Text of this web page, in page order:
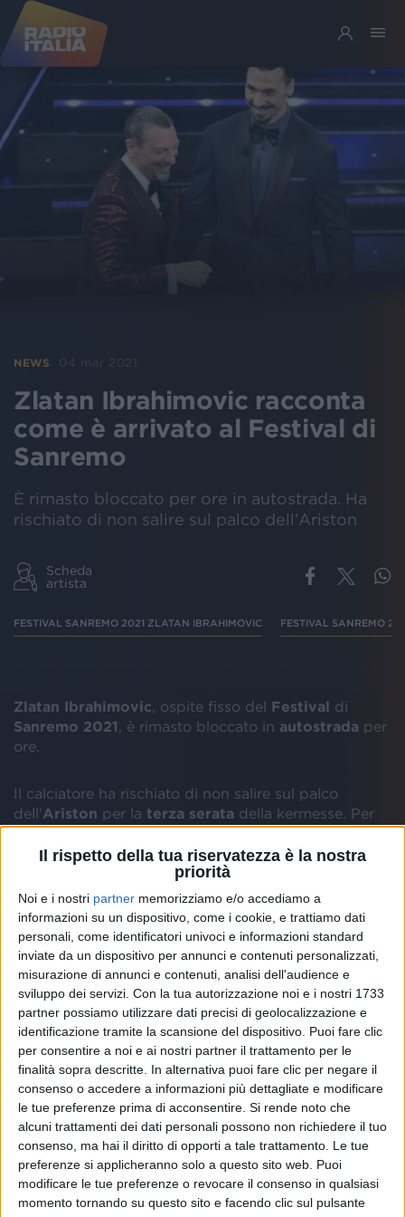
Il rispetto della tua riservatezza è la nostra
priorità
Noi e i nostri partner memorizziamo e/o accediamo a
informazioni su un dispositivo, come i cookie, e trattiamo dati
personali, come identificatori univoci e informazioni standard
inviate da un dispositivo per annunci e contenuti personalizzati,
misurazione di annunci e contenuti, analisi dell'audience e
sviluppo dei servizi. Con la tua autorizzazione noi e i nostri 1733
partner possiamo utilizzare dati precisi di geolocalizzazione e
identificazione tramite la scansione del dispositivo. Puoi fare clic
per consentire a noi e ai nostri partner il trattamento per le
finalità sopra descritte. In alternativa puoi fare clic per negare il
consenso o accedere a informazioni più dettagliate e modificare
le tue preferenze prima di acconsentire. Si rende noto che
alcuni trattamenti dei dati personali possono non richiedere il tuo
consenso, ma hai il diritto di opporti a tale trattamento. Le tue
preferenze si applicheranno solo a questo sito web. Puoi
modificare le tue preferenze o revocare il consenso in qualsiasi
momento tornando su questo sito e facendo clic sul pulsante
NEWS 04 mar 2021
Zlatan Ibrahimovic racconta
come è arrivato al Festival di
Sanremo
È rimasto bloccato per ore in autostrada. Ha
rischiato di non salire sul palco dell'Ariston
Scheda
artista
FESTIVAL SANREMO 2021 ZLATAN IBRAHIMOVIC FESTIVAL SANREMO
Zlatan Ibrahimovic , ospite fisso del Festival di
Sanremo 2021
, è rimasto bloccato in autostrada per
ore.
Il calciatore ha rischiato di non salire sul palco
dell’Ariston per la terza serata della kermesse. Per
fortuna è riuscito ad arrivare. “Sono rimasto fermo
per tre ore in auto. Poi, ho detto all’autista: ‘Apri la
finestra. Ho fermato un motociclista e gli ho chiesto
di portarmi a Sanremo in moto. Meno male che è un
milanista”, ha raccontato.
Alla domanda diAmadeus“E come avremmo fatto
se non fossi arrivato? ”,Zlatan Ibrahimovicha
risposto svelando la suaquarta regola. “ Se Zlatan
non va al festival, il festival va da Zlatan”, ha detto.
Amadeusgli ha fatto giustamente notare che la
squadra di Sanremo è un po’ troppo numerosa. “A
casa di zlatan c’è posto: l’orchestra sta all’ingresso, i
cantanti in salotto, le ragazze con Zlatan, tu
(Amadeus) in cucina per un fare il caffè. Achille
Lauro in garage a controllare le macchine, così i ladri
non entrano perché hanno paura di lui”, ha spiegato.